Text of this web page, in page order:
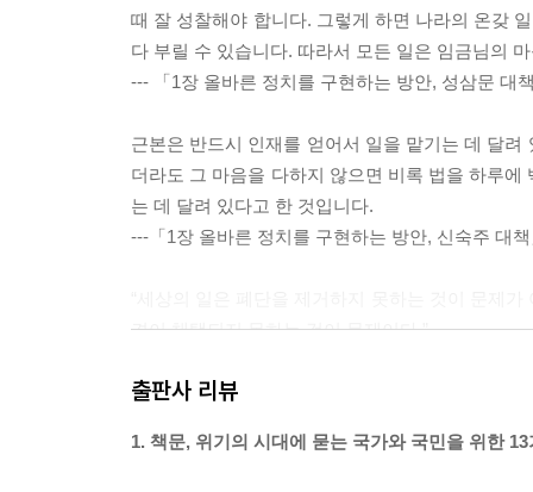
후기: 책문, 왕과 세상을 향한 목소리
때 잘 성찰해야 합니다. 그렇게 하면 나라의 온갖
다 부릴 수 있습니다. 따라서 모든 일은 임금님의
--- 「1장 올바른 정치를 구현하는 방안, 성삼문 대
근본은 반드시 인재를 얻어서 일을 맡기는 데 달
더라도 그 마음을 다하지 않으면 비록 법을 하루
는 데 달려 있다고 한 것입니다.
---「1장 올바른 정치를 구현하는 방안, 신숙주 대
견이 채택되지 못하는 것이 문제이다.”
처지를 옹호하거나, 그들의 판단과 선택을 긍정적
출판사 리뷰
1. 책문, 위기의 시대에 묻는 국가와 국민을 위한